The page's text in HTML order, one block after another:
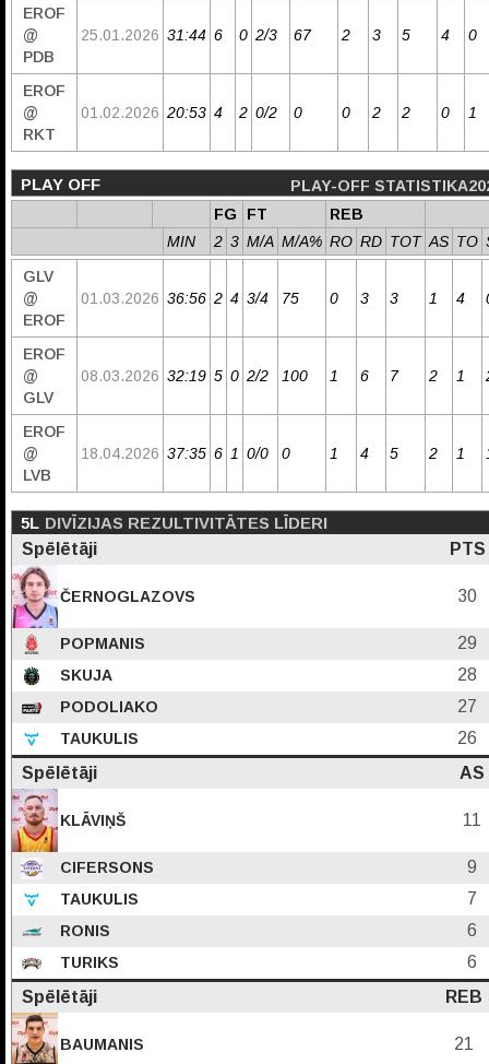
EROF
@
PDB
25.01.2026 31:44 6 0 2/3 67 2 3 5 4 0
EROF
@
RKT
01.02.2026 20:53 4 2 0/2 0 0 2 2 0 1
PLAY OFF
PLAY-OFF
FG
FT
REB
MIN
2 3 M/A M/A% RO RD TOT AS TO
GLV
@
EROF
01.03.2026 36:56 2 4 3/4 75 0 3 3 1 4
EROF
@
GLV
08.03.2026 32:19 5 0 2/2 100 1 6 7 2 1
EROF
@
LVB
18.04.2026 37:35 6 1 0/0 0 1 4 5 2 1
5L DIVĪZIJAS REZULTIVITĀTES LĪDERI
Spēlētāji
PTS
ČERNOGLAZOVS 30
POPMANIS 29
SKUJA 28
PODOLIAKO 27
TAUKULIS
26
Spēlētāji
AS
KLĀVIŅŠ 11
CIFERSONS 9
TAUKULIS 7
RONIS 6
TURIKS
6
Spēlētāji
REB
BAUMANIS 21